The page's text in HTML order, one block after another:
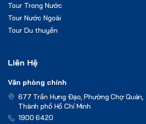
Tour Trong Nước
Tour Nước Ngoài
Tour Du thuyền
Liên Hệ
Văn phòng chính
677 Trần Hưng Đạo, Phường Chợ Quán,
Thành phố Hồ Chí Minh
1900 6420